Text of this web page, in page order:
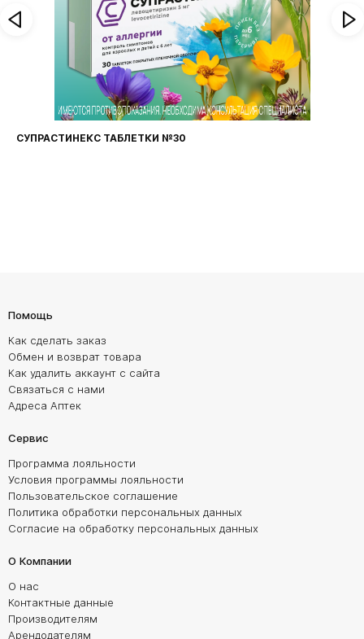
СУПРАСТИНЕКС ТАБЛЕТКИ №30
Помощь
Как сделать заказ
Обмен и возврат товара
Как удалить аккаунт с сайта
Связаться с нами
Адреса Аптек
Сервис
Программа лояльности
Условия программы лояльности
Пользовательское соглашение
Политика обработки персональных данных
Согласие на обработку персональных данных
О Компании
О нас
Контактные данные
Производителям
Арендодателям